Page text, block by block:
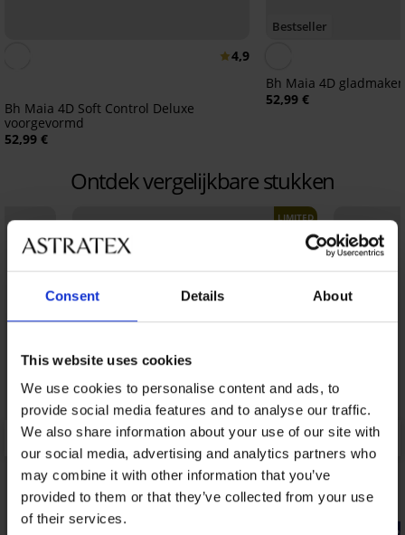
Consent Details About
This website uses cookies
We use cookies to personalise content and ads, to
provide social media features and to analyse our traffic.
We also share information about your use of our site with
our social media, advertising and analytics partners who
may combine it with other information that you’ve
provided to them or that they’ve collected from your use
of their services.
4,9
Bh Maia 4D Soft Control Deluxe
voorgevormd
52,99 €
Bestseller
Bh Maia 4D
52,99 €
Ontdek vergelijkbare stukken
LIMITED